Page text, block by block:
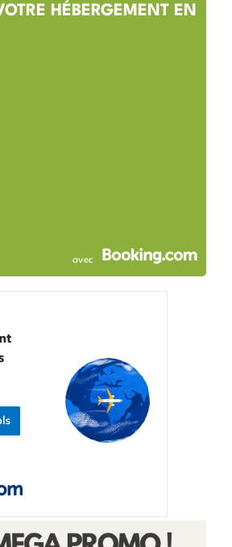
HÉBERGEMENT EN
avec